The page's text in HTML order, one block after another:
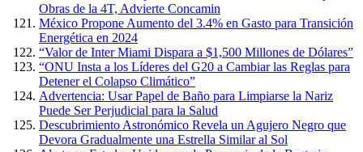
Obras de la 4T, Advierte Concamin
México Propone Aumento del 3.4% en Gasto para Transición
Energética en 2024
“Valor de Inter Miami Dispara a $1,500 Millones de Dólares”
“ONU Insta a los Líderes del G20 a Cambiar las Reglas para
Detener el Colapso Climático”
Advertencia: Usar Papel de Baño para Limpiarse la Nariz
Puede Ser Perjudicial para la Salud
Descubrimiento Astronómico Revela un Agujero Negro que
Devora Gradualmente una Estrella Similar al Sol